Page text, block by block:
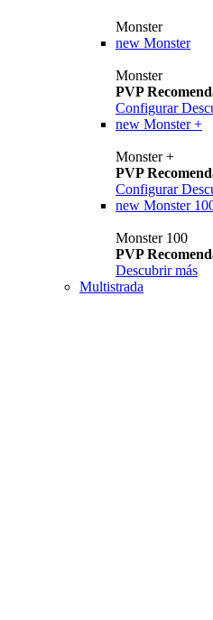
Monster
new Monster
Monster
PVP
Configurar
new Monster +
Monster +
PVP
Configurar
new Monster
Monster 100
PVP
Descubrir más
Multistrada